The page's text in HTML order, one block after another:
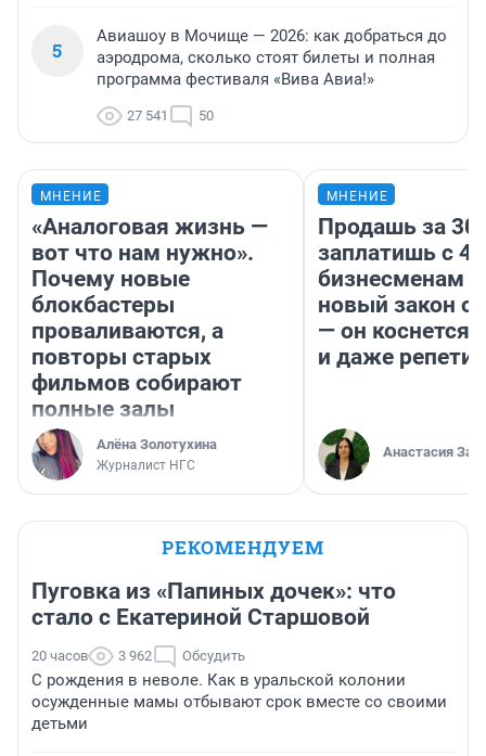
5
Авиашоу в Мочище — 2026: как добраться до
аэродрома, сколько стоят билеты и полная
программа фестиваля «Вива Авиа!»
27 541 50
МНЕНИЕ
«Аналоговая жизнь —
вот что нам нужно».
Почему новые
блокбастеры
проваливаются, а
повторы старых
фильмов собирают
полные залы
Алёна Золотухина
Журналист НГС
МНЕНИЕ
Продашь за
заплатишь с
бизнесменам
новый закон о
— он коснется
и даже
Анастасия
РЕКОМЕНДУЕМ
Пуговка из «Папиных дочек»: что
стало с Екатериной Старшовой
20 часов 3 962 Обсудить
С рождения в неволе. Как в уральской колонии
осужденные мамы отбывают срок вместе со своими
детьми